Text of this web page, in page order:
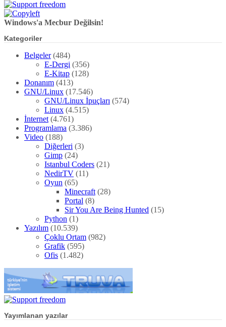
Windows'a Mecbur Değilsin!
Kategoriler
Belgeler(484)
E-Dergi (356)
E-Kitap (128)
Donanım (413)
GNU/Linux (17.546)
GNU/Linux İpuçları (574)
Linux (4.515)
İnternet (4.761)
Programlama (3.386)
Video (188)
Diğerleri (3)
Gimp (24)
Istanbul Coders (21)
NedirTV (11)
Oyun (65)
Minecraft (28)
Portal (8)
Sir You Are Being Hunted (15)
Python (1)
Yazılım (10.539)
Çoklu Ortam (982)
Grafik (595)
Ofis (1.482)
Yayımlanan yazılar